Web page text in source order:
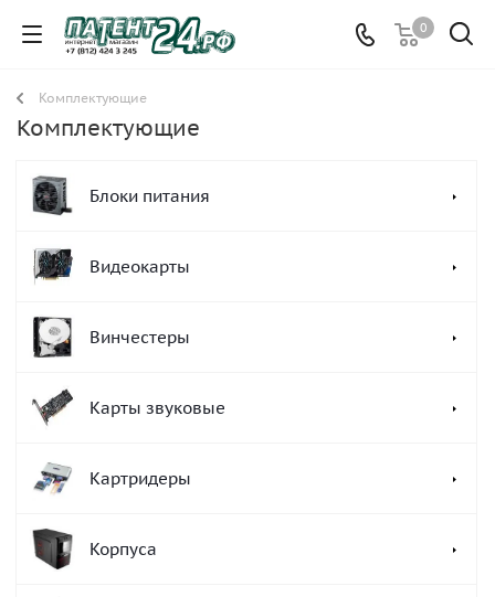
0
Комплектующие
Комплектующие
Блоки питания
Видеокарты
Винчестеры
Карты звуковые
Картридеры
Корпуса